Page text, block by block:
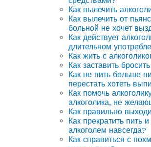
Как вылечить
Как вылечить от
больной не хочет
Как действует
длительном
Как жить с
Как заставить
Как не пить больше
перестать хотеть
Как помочь
алкоголика, не
Как правильно
Как прекратить пить
алкоголем навсегда?
Как справиться с